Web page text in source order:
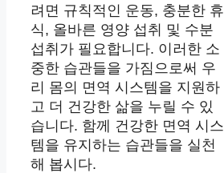
려면 규칙적인 운동, 충분한 휴
식, 올바른 영양 섭취 및 수분
섭취가 필요합니다. 이러한 소
중한 습관들을 가짐으로써 우
리 몸의 면역 시스템을 지원하
고 더 건강한 삶을 누릴 수 있
습니다. 함께 건강한 면역 시스
템을 유지하는 습관들을 실천
해 봅시다.